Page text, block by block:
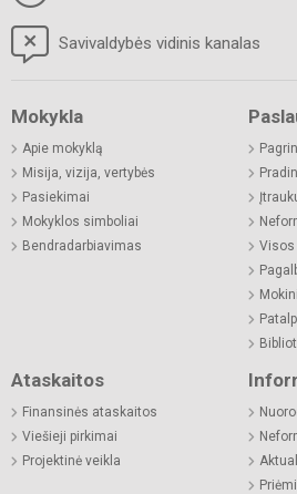
Savivaldybės vidinis kanalas
Mokykla
Apie mokyklą
Misija, vizija, vertybės
Pasiekimai
Mokyklos simboliai
Bendradarbiavimas
Visos
Ataskaitos
Finansinės ataskaitos
Viešieji pirkimai
Projektinė veikla